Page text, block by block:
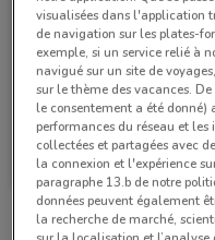
Bihr
Valable jusqu'au 31/12
visualisées dans l'application
de navigation sur les plates-
exemple, si un service relié à
navigué sur un site de
sur le thème des vacances.
le consentement a été donné)
performances du réseau et
collectées et partagées avec
la connexion et l'expérience
paragraphe 13.b de notre
données peuvent également
la recherche de marché,